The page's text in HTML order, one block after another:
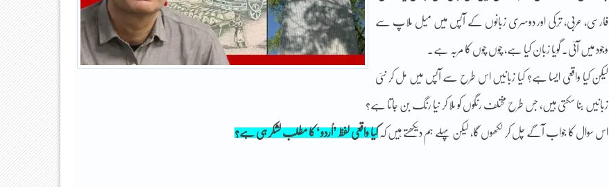
فارسی، عربی، ترکی اور دوسری زبانوں کے آپس میں میل ملاپ سے
وجود میں آئی۔ گویا زبان کیا ہے، چوں چوں کا مربہ ہے۔
لیکن کیا واقعی ایسا ہے؟ کیا زبانیں اس طرح سے آپس میں مل کر نئی
زبانیں بنا سکتی ہیں، جس طرح مختلف رنگوں کو ملا کر نیا رنگ بن جاتا ہے؟
اس سوال کا جواب آگے چل کر لکھوں گا، لیکن پہلے ہم دیکھتے ہیں کہ کیا واقعی لفظ ’اُردو‘ کا مطلب لشکر ہی ہے؟